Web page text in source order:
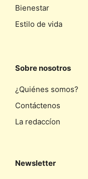
Bienestar
Estilo de vida
Sobre nosotros
¿Quiénes somos?
Contáctenos
La redaccíon
Newsletter